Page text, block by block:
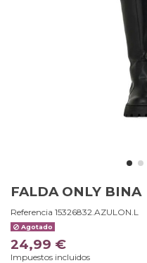
FALDA ONLY BINA
Referencia 15326832.AZULON.L
Agotado
24,99 €
Impuestos incluidos